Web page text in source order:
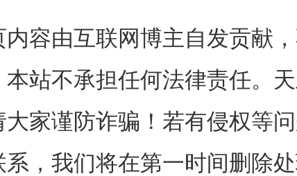
祥地之一。在江苏有名，
国师范类大学前五。
容由互联网博主自发贡献
站不承担任何法律责任。
家谨防诈骗！若有侵权等
，我们将在第一时间删除处